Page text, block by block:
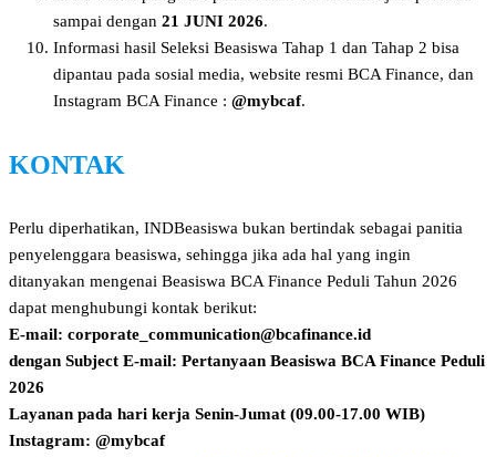
sampai dengan 21 JUNI 2026.
Informasi hasil Seleksi Beasiswa Tahap 1 dan Tahap 2 bisa
dipantau pada sosial media, website resmi BCA Finance, dan
Instagram BCA Finance : @mybcaf.
KONTAK
Perlu diperhatikan, INDBeasiswa bukan bertindak sebagai panitia
penyelenggara beasiswa, sehingga jika ada hal yang ingin
ditanyakan mengenai Beasiswa BCA Finance Peduli Tahun 2026
dapat menghubungi kontak berikut:
E-mail: corporate_communication@bcafinance.id
dengan Subject E-mail: Pertanyaan Beasiswa BCA Finance Peduli
2026
Layanan pada hari kerja Senin-Jumat (09.00-17.00 WIB)
Instagram: @mybcaf